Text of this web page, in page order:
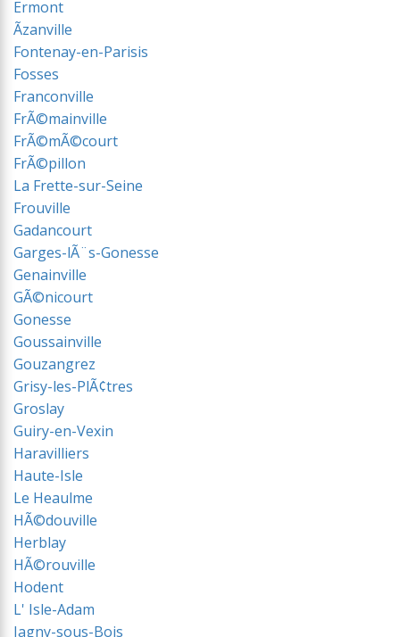
Ermont
Ãzanville
Fontenay-en-Parisis
Fosses
Franconville
FrÃ©mainville
FrÃ©mÃ©court
FrÃ©pillon
La Frette-sur-Seine
Frouville
Gadancourt
Garges-lÃ¨s-Gonesse
Genainville
GÃ©nicourt
Gonesse
Goussainville
Gouzangrez
Grisy-les-PlÃ¢tres
Groslay
Guiry-en-Vexin
Haravilliers
Haute-Isle
Le Heaulme
HÃ©douville
Herblay
HÃ©rouville
Hodent
L' Isle-Adam
Jagny-sous-Bois